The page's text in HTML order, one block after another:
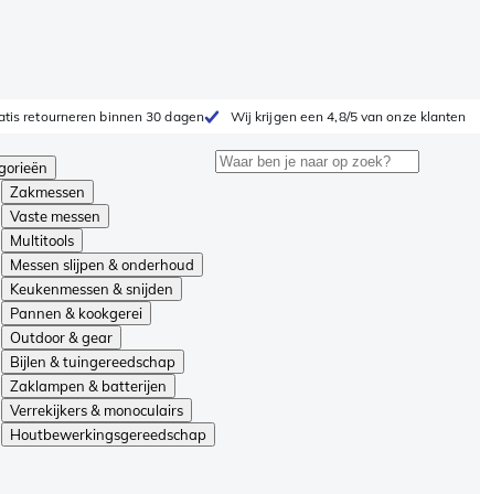
retourneren binnen 30 dagen Wij krijgen een 4,8/5 van onze klanten
Zakmessen
Vaste messen
Multitools
Messen slijpen & onderhoud
Keukenmessen & snijden
Pannen & kookgerei
Outdoor & gear
Bijlen & tuingereedschap
Zaklampen & batterijen
Verrekijkers & monoculairs
Houtbewerkingsgereedschap